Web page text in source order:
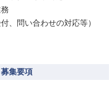
、問い合わせの対応等）
募集要項